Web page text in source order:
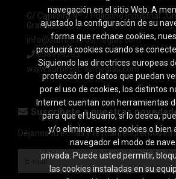
C/ Capileira Nº 7 Polígono Industrial
Granada
info@suministrosmegias.com
958999253
www.suministrosmegias.com
Suscríbete a nuestras
Déjanos tu e-mail y te mantendremos
navegación en el sitio Web. A
ajustado la configuración de su
forma que rechace cookies,
producirá cookies cuando se
Siguiendo las directrices europeas
protección de datos que puedan
por el uso de cookies, los distintos
Internet cuentan con herramientas
para que el Usuario, si lo desea,
y/o eliminar estas cookies o bien
navegador el modo de
privada. Puede usted permitir,
las cookies instaladas en su